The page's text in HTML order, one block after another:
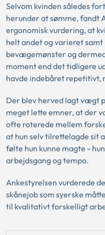
Selvom kvinden således
herunder at sømme, fandt
ergonomisk vurdering, at
helt andet og varieret
bevægemønster og
moment end det tidligere
havde indebåret
Der blev herved lagt vægt
meget lette emner, at der
ofte roterede mellem
at hun selv tilrettelagde sit
følte hun kunne magte -
arbejdsgang og tempo.
Ankestyrelsen vurderede
skånejob som syerske
til kvalitativt forskelligt